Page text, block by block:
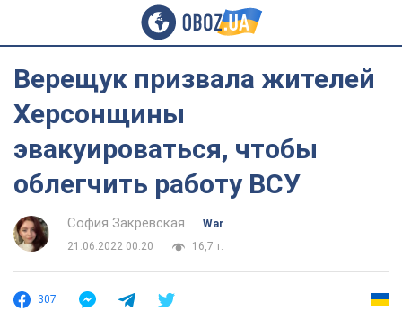
Верещук призвала жителей
Херсонщины
эвакуироваться, чтобы
облегчить работу ВСУ
София Закревская
War
21.06.2022 00:20
16,7 т.
307